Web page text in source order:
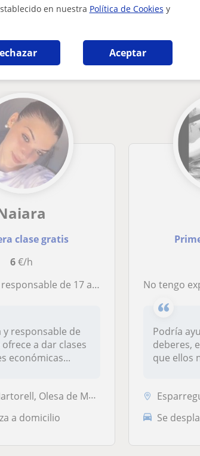
en nuestra Política de Cookies y
Aceptar
en Olesa de Montserrat
clase gratis
6€/h
económicas de lengua catalana, castellana y gestión de empresa (contabilidad, RRHH...)
y responsable de
ofrece a dar clases
económicas...
de Montserrat, Sant Esteve Sesrovires
a domicilio
No tengo experiencia pero
Podría
deberes,
que ellos
Esparreguera,
Se